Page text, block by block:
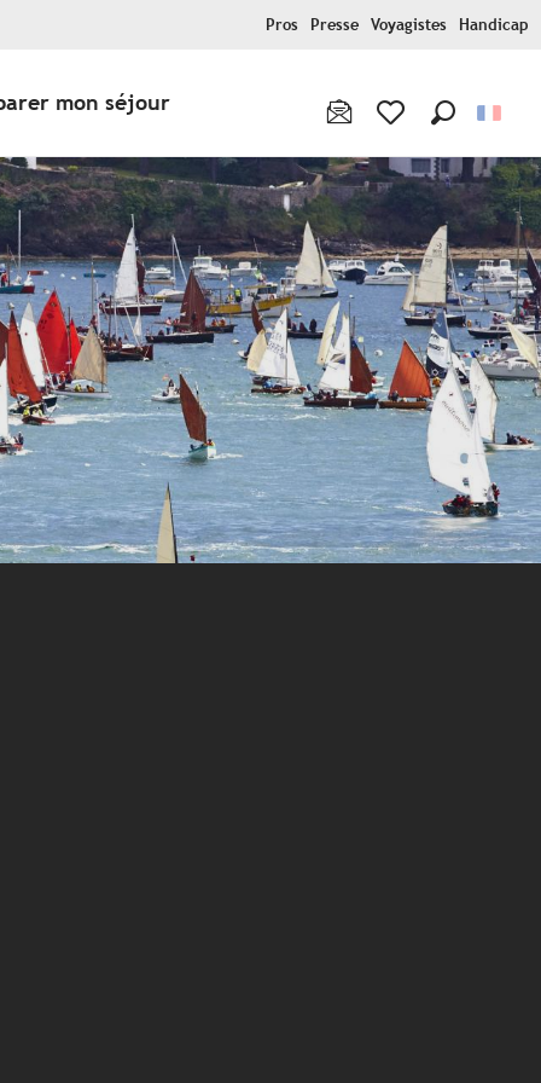
Pros Presse Voyagistes Handicap
mon séjour
favoris